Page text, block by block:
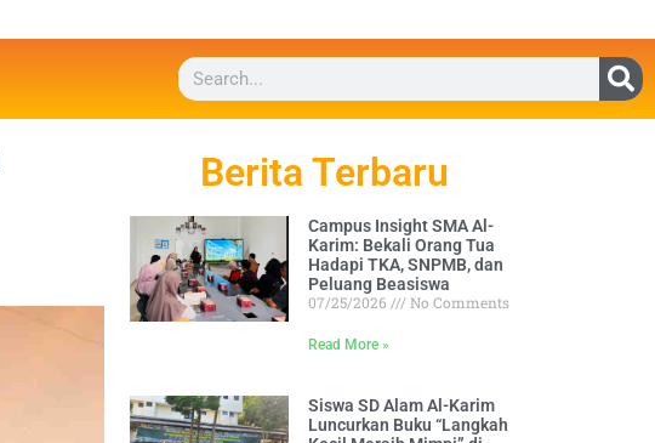
Berita Terbaru
Campus Insight SMA Al-
Karim: Bekali Orang Tua
Hadapi TKA, SNPMB, dan
Peluang Beasiswa
07/25/2026
No Comments
Read More »
Siswa SD Alam Al-Karim
Luncurkan Buku “Langkah